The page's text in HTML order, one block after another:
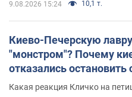
9.08.2026 15:24 10,1 т.
Киево-Печерскую
"монстром"? Почему
отказались остановить
небоскреба
Какая реакция Кличко на